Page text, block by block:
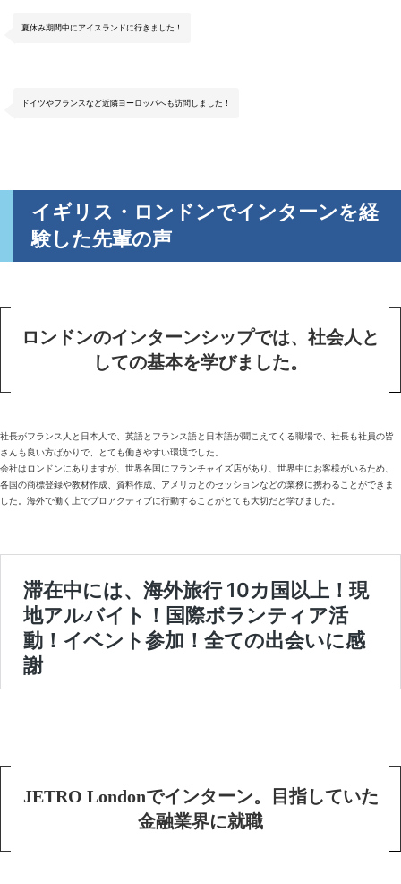
夏休み期間中にアイスランドに行きました！
ドイツやフランスなど近隣ヨーロッパへも訪問しました！
イギリス・ロンドンでインターンを経
験した先輩の声
ロンドンのインターンシップでは、社会人と
しての基本を学びました。
社長がフランス人と日本人で、英語とフランス語と日本語が聞こえてくる職場で、社長も社員の皆
さんも良い方ばかりで、とても働きやすい環境でした。
会社はロンドンにありますが、世界各国にフランチャイズ店があり、世界中にお客様がいるため、
各国の商標登録や教材作成、資料作成、アメリカとのセッションなどの業務に携わることができま
した。海外で働く上でプロアクティブに行動することがとても大切だと学びました。
JETRO Londonでインターン。目指していた
金融業界に就職